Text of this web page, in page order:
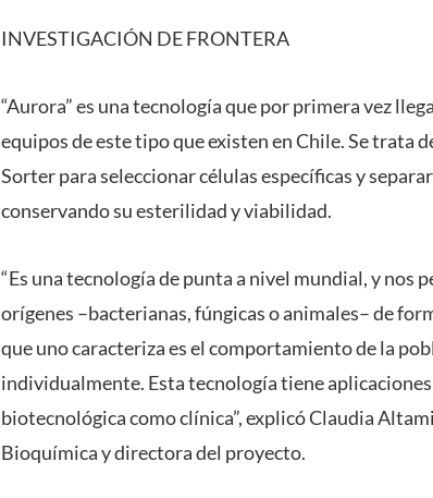
INVESTIGACIÓN DE FRONTERA
“Aurora” es una tecnología que por primera vez
equipos de este tipo que existen en Chile. Se trata
Sorter para seleccionar células específicas y
conservando su esterilidad y viabilidad.
“Es una tecnología de punta a nivel mundial, y nos
orígenes –bacterianas, fúngicas o animales– de
que uno caracteriza es el comportamiento de la
individualmente. Esta tecnología tiene
biotecnológica como clínica”, explicó Claudia
Bioquímica y directora del proyecto.